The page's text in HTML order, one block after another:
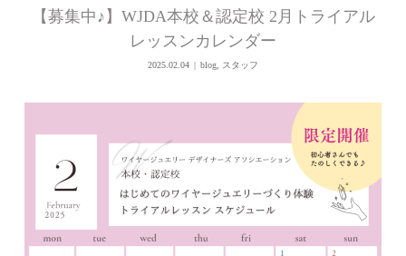
【募集中♪】WJDA本校＆認定校 2月トライアル
レッスンカレンダー
2025.02.04 blog, スタッフ